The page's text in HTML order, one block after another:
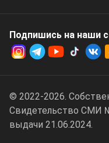
Подпишись на наши
© 2022-2026.
Cвидетельство СМИ
выдачи 21.06.2024.